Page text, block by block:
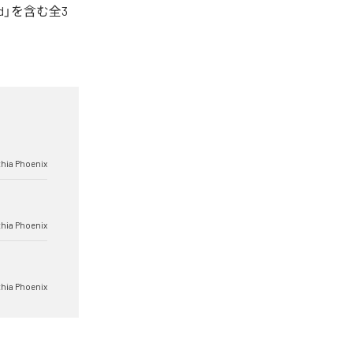
」を含む全3
Phoenix
Phoenix
Phoenix